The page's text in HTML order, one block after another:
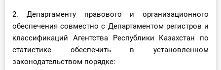
Учет по отраслям
Юридический помощник
2. Департаменту правового и организационного
обеспечения совместно с Департаментом регистров и
классификаций Агентства Республики Казахстан по
статистике обеспечить в установленном
законодательством порядке: